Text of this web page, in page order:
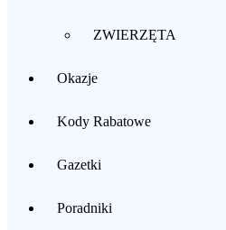
ZWIERZĘTA
Okazje
Kody Rabatowe
Gazetki
Poradniki